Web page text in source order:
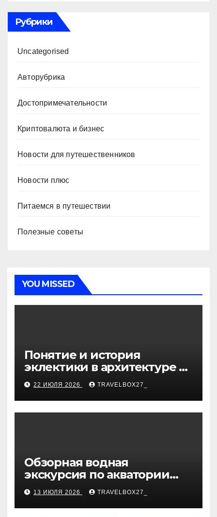
Рубрики
Uncategorised
Авторубрика
Достопримечательности
Криптовалюта и бизнес
Новости для путешественников
Новости плюс
Питаемся в путешествии
Полезные советы
YOU MISSED
Понятие и история
эклектики в архитектуре и
дизайне интерьеров
22 ИЮЛЯ 2026 TRAVELBOX27_
Обзорная водная
экскурсия по акватории
бухты Песчаная
13 ИЮЛЯ 2026 TRAVELBOX27_